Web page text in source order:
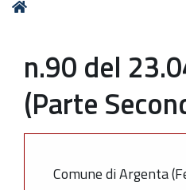
n.90 del
(Parte
Comune di Argenta